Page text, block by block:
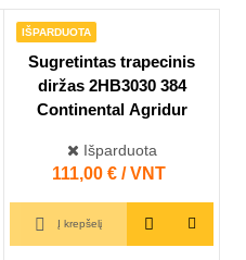
IŠPARDUOTA
Sugretintas trapecinis
diržas 2HB3030 384
Continental Agridur
Išparduota
Kaina
111,00 € / VNT
Į krepšelį